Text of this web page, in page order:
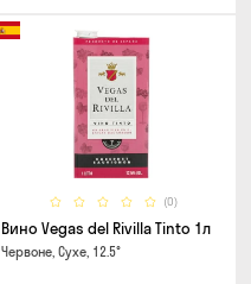
(0)
Вино Vegas del Rivilla Tinto 1л
Червоне, Сухе, 12.5°